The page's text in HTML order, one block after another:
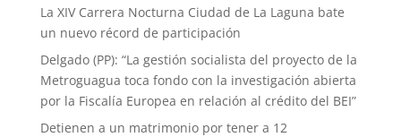
La XIV Carrera Nocturna Ciudad de La Laguna bate
un nuevo récord de participación
Delgado (PP): “La gestión socialista del proyecto de la
Metroguagua toca fondo con la investigación abierta
por la Fiscalía Europea en relación al crédito del BEI”
Detienen a un matrimonio por tener a 12